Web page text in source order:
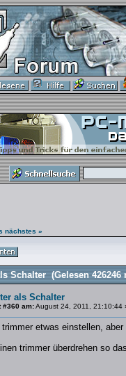
nächstes »
Schalter (Gelesen 426246
als Schalter
#360 am:August 24, 2011, 21:10:44
etwas einstellen,
trimmer überdrehen so